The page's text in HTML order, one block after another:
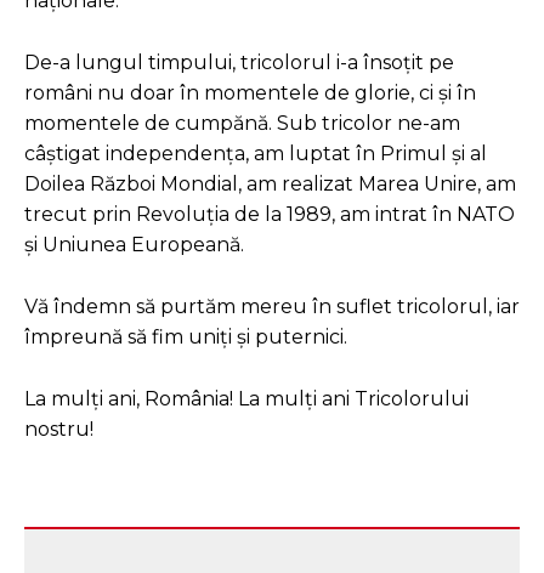
De-a lungul timpului, tricolorul i-a însoțit pe
români nu doar în momentele de glorie, ci și în
momentele de cumpănă. Sub tricolor ne-am
câștigat independența, am luptat în Primul și al
Doilea Război Mondial, am realizat Marea Unire, am
trecut prin Revoluția de la 1989, am intrat în NATO
și Uniunea Europeană.
Vă îndemn să purtăm mereu în suflet tricolorul, iar
împreună să fim uniți și puternici.
La mulți ani, România! La mulți ani Tricolorului
nostru!